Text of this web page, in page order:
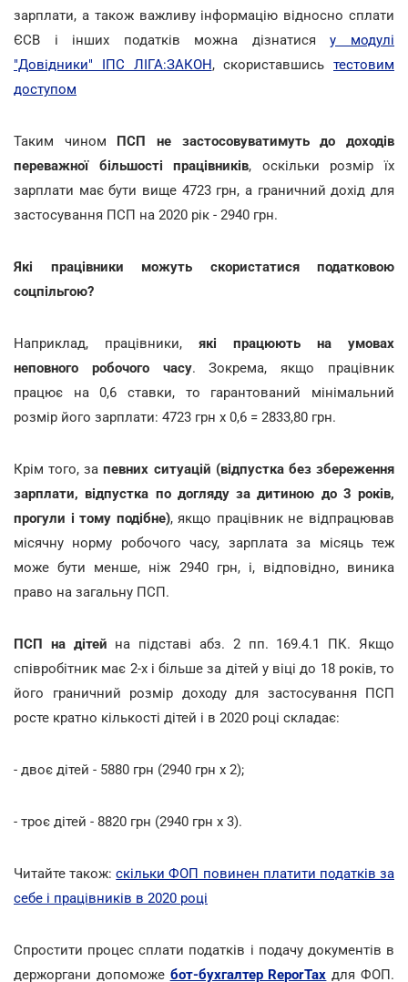
зарплати, а також важливу інформацію відносно сплати
ЄСВ і інших податків можна дізнатисяу модулі
"Довідники" ІПС ЛІГА:ЗАКОН, скориставшись тестовим
доступом
Таким чином ПСП не застосовуватимуть до доходів
переважної більшості працівників, оскільки розмір їх
зарплати має бути вище 4723 грн, а граничний дохід для
застосування ПСП на 2020 рік - 2940 грн.
Які працівники можуть скористатися податковою
соцпільгою?
Наприклад, працівники, які працюють на умовах
неповного робочого часу. Зокрема, якщо працівник
працює на 0,6 ставки, то гарантований мінімальний
розмір його зарплати: 4723 грн х 0,6 = 2833,80 грн.
Крім того, запевних ситуацій (відпустка без збереження
зарплати, відпустка по догляду за дитиною до 3 років,
прогули і тому подібне), якщо працівник не відпрацював
місячну норму робочого часу, зарплата за місяць теж
може бути менше, ніж 2940 грн, і, відповідно, виника
право на загальну ПСП.
ПСП на дітей на підставі абз. 2 пп. 169.4.1 ПК. Якщо
співробітник має 2-х і більше за дітей у віці до 18 років, то
його граничний розмір доходу для застосування ПСП
росте кратно кількості дітей і в 2020 році складає:
- двоє дітей - 5880 грн (2940 грн х 2);
- троє дітей - 8820 грн (2940 грн х 3).
Читайте також:скільки ФОП повинен платити податків за
себе і працівників в 2020 році
Спростити процес сплати податків і подачу документів в
держоргани допоможе бот-бухгалтер ReporTax для ФОП.